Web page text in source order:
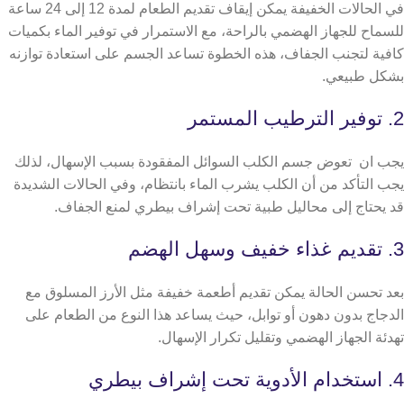
في الحالات الخفيفة يمكن إيقاف تقديم الطعام لمدة 12 إلى 24 ساعة
للسماح للجهاز الهضمي بالراحة، مع الاستمرار في توفير الماء بكميات
كافية لتجنب الجفاف، هذه الخطوة تساعد الجسم على استعادة توازنه
بشكل طبيعي.
2. توفير الترطيب المستمر
يجب ان تعوض جسم الكلب السوائل المفقودة بسبب الإسهال، لذلك
يجب التأكد من أن الكلب يشرب الماء بانتظام، وفي الحالات الشديدة
قد يحتاج إلى محاليل طبية تحت إشراف بيطري لمنع الجفاف.
3. تقديم غذاء خفيف وسهل الهضم
بعد تحسن الحالة يمكن تقديم أطعمة خفيفة مثل الأرز المسلوق مع
الدجاج بدون دهون أو توابل، حيث يساعد هذا النوع من الطعام على
تهدئة الجهاز الهضمي وتقليل تكرار الإسهال.
4. استخدام الأدوية تحت إشراف بيطري